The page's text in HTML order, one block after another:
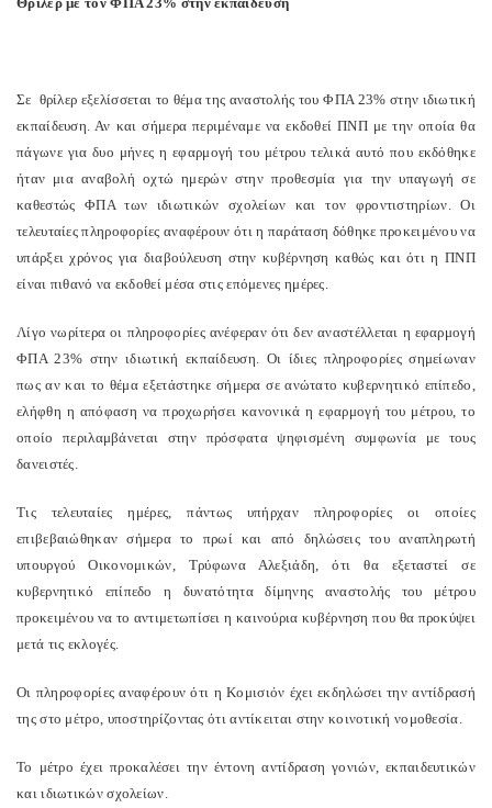
Σε θρίλερ εξελίσσεται το θέμα της αναστολής του ΦΠΑ 23% στην ιδιωτική
εκπαίδευση. Αν και σήμερα περιμέναμε να εκδοθεί ΠΝΠ με την οποία θα
πάγωνε για δυο μήνες η εφαρμογή του μέτρου τελικά αυτό που εκδόθηκε
ήταν μια αναβολή οχτώ ημερών στην προθεσμία για την υπαγωγή σε
καθεστώς ΦΠΑ των ιδιωτικών σχολείων και τον φροντιστηρίων. Οι
τελευταίες πληροφορίες αναφέρουν ότι η παράταση δόθηκε προκειμένου να
υπάρξει χρόνος για διαβούλευση στην κυβέρνηση καθώς και ότι η ΠΝΠ
είναι πιθανό να εκδοθεί μέσα στις επόμενες ημέρες.
Λίγο νωρίτερα οι πληροφορίες ανέφεραν ότι δεν αναστέλλεται η εφαρμογή
ΦΠΑ 23% στην ιδιωτική εκπαίδευση. Οι ίδιες πληροφορίες σημείωναν
πως αν και το θέμα εξετάστηκε σήμερα σε ανώτατο κυβερνητικό επίπεδο,
ελήφθη η απόφαση να προχωρήσει κανονικά η εφαρμογή του μέτρου, το
οποίο περιλαμβάνεται στην πρόσφατα ψηφισμένη συμφωνία με τους
δανειστές.
Τις τελευταίες ημέρες, πάντως υπήρχαν πληροφορίες οι οποίες
επιβεβαιώθηκαν σήμερα το πρωί και από δηλώσεις του αναπληρωτή
υπουργού Οικονομικών, Τρύφωνα Αλεξιάδη, ότι θα εξεταστεί σε
κυβερνητικό επίπεδο η δυνατότητα δίμηνης αναστολής του μέτρου
προκειμένου να το αντιμετωπίσει η καινούρια κυβέρνηση που θα προκύψει
μετά τις εκλογές.
Οι πληροφορίες αναφέρουν ότι η Κομισιόν έχει εκδηλώσει την αντίδρασή
της στο μέτρο, υποστηρίζοντας ότι αντίκειται στην κοινοτική νομοθεσία.
Το μέτρο έχει προκαλέσει την έντονη αντίδραση γονιών, εκπαιδευτικών
και ιδιωτικών σχολείων.